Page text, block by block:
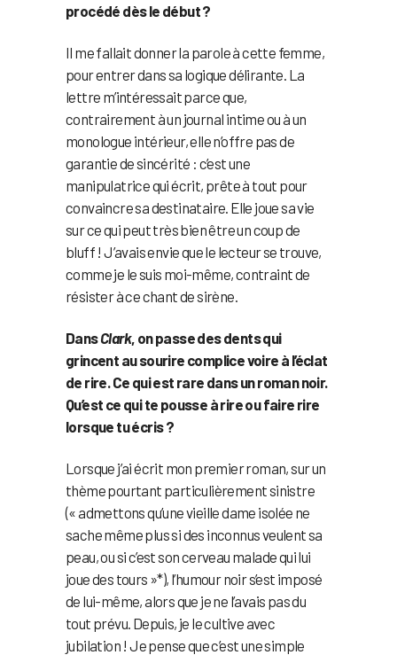
procédé dès le début ?
Il me fallait donner la parole à cette femme,
pour entrer dans sa logique délirante. La
lettre m’intéressait parce que,
contrairement à un journal intime ou à un
monologue intérieur, elle n’offre pas de
garantie de sincérité : c’est une
manipulatrice qui écrit, prête à tout pour
convaincre sa destinataire. Elle joue sa vie
sur ce qui peut très bien être un coup de
bluff ! J’avais envie que le lecteur se trouve,
comme je le suis moi-même, contraint de
résister à ce chant de sirène.
DansClark, on passe des dents qui
grincent au sourire complice voire à l’éclat
de rire. Ce qui est rare dans un roman noir.
Qu’est ce qui te pousse à rire ou faire rire
lorsque tu écris ?
Lorsque j’ai écrit mon premier roman, sur un
thème pourtant particulièrement sinistre
(« admettons qu’une vieille dame isolée ne
sache même plus si des inconnus veulent sa
peau, ou si c’est son cerveau malade qui lui
joue des tours »*), l’humour noir s’est imposé
de lui-même, alors que je ne l’avais pas du
tout prévu. Depuis, je le cultive avec
jubilation ! Je pense que c’est une simple